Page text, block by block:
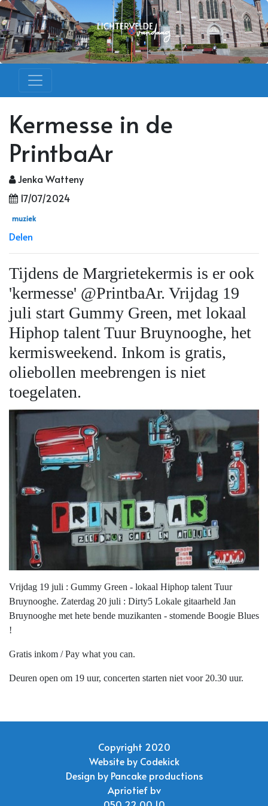
Kermesse in de
PrintbaAr
Jenka Watteny
17/07/2024
muziek
Delen
Tijdens de Margrietekermis is er ook
'kermesse' @PrintbaAr. Vrijdag 19
juli start Gummy Green, met lokaal
Hiphop talent Tuur Bruynooghe, het
kermisweekend. Inkom is gratis,
oliebollen meebrengen is niet
toegelaten.
Vrijdag 19 juli : Gummy Green - lokaal Hiphop talent Tuur
Bruynooghe. Zaterdag 20 juli : Dirty5 Lokale gitaarheld Jan
Bruynooghe met hete bende muzikanten - stomende Boogie Blues
!
Gratis inkom / Pay what you can.
Deuren open om 19 uur, concerten starten niet voor 20.30 uur.
Copyright 2020
Website by Codekick
Design by Pancake productions
Apriotief bv